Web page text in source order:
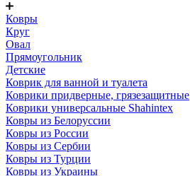
Ковры
Круг
Овал
Прямоугольник
Детские
Коврик для ванной и туалета
Коврики придверные, грязезащитные
Коврики универсальные Shahintex
Ковры из Белоруссии
Ковры из России
Ковры из Сербии
Ковры из Турции
Ковры из Украины